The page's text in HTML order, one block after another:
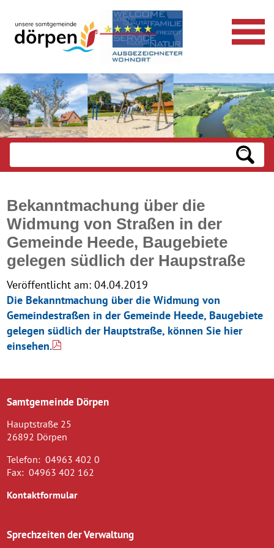
Bekanntmachung über die
Widmung von Straßen in der
Gemeinde Heede, Baugebiete
gelegen südlich der Haupstraße
Veröffentlicht am: 04.04.2019
Die Bekanntmachung über die Widmung von
Gemeindestraßen in der Gemeinde Heede, Baugebiete
gelegen südlich der Hauptstraße, können Sie hier
einsehen.
Samtgemeinde Dörpen
Hauptstraße 25
26892 Dörpen
Telefon: 04963 402 0
Fax: 04963 402 162
Kontaktformular
Sprechzeiten der Verwaltung